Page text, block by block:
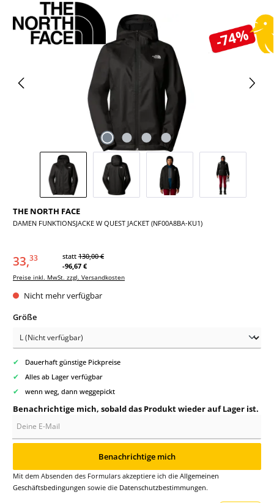
-74%
Bildergalerie überspringen
THE NORTH FACE
DAMEN FUNKTIONSJACKE W QUEST JACKET (NF00A8BA-KU1)
33,33 statt 130,00 €
-96,67 €
Preise inkl. MwSt. zzgl. Versandkosten
Nicht mehr verfügbar
Größeauswählen
✔ Dauerhaft günstige Pickpreise
✔ Alles ab Lager verfügbar
✔ wenn weg, dann weggepickt
Benachrichtige mich, sobald das Produkt wieder auf Lager ist.
Benachrichtige mich
Mit dem Absenden des Formulars akzeptiere ich die Allgemeinen
Geschäftsbedingungen sowie die Datenschutzbestimmungen.